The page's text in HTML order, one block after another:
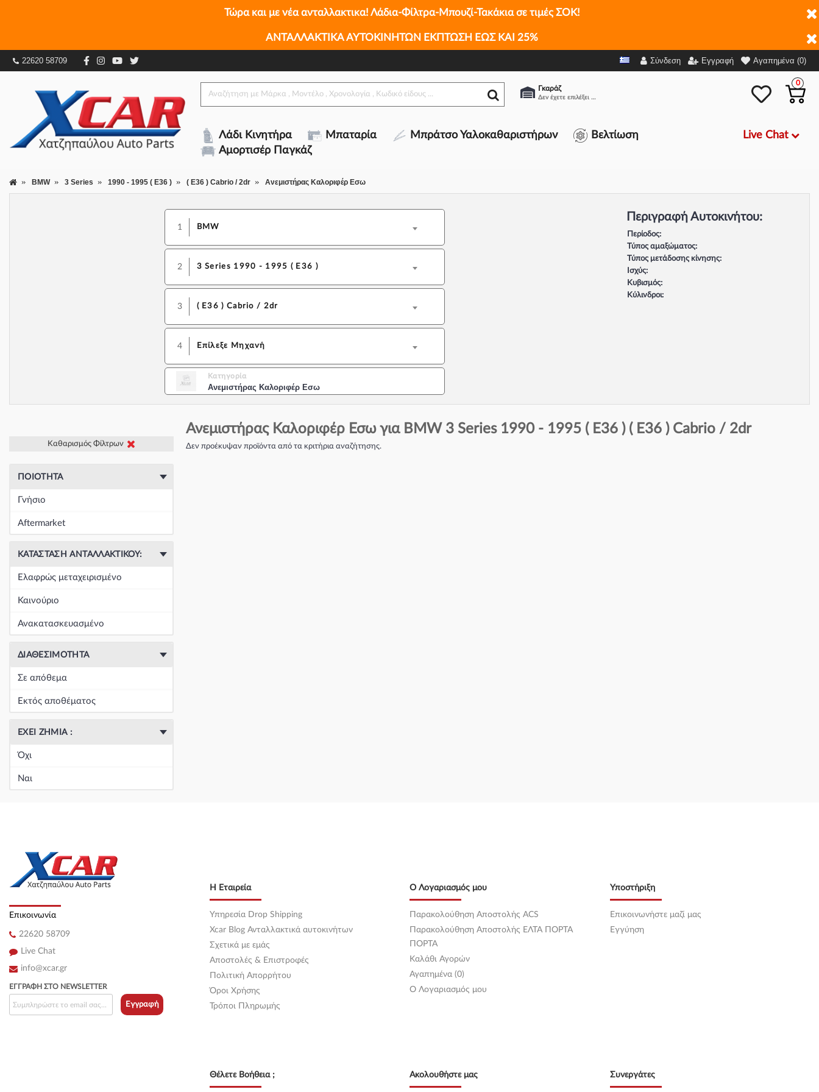
Τώρα και με νέα ανταλλακτικα! Λάδια-Φίλτρα-Μπουζί-Τακάκια σε τιμές ΣΟΚ!
ΑΝΤΑΛΛΑΚΤΙΚΑ ΑΥΤΟΚΙΝΗΤΩΝ ΕΚΠΤΩΣΗ ΕΩΣ ΚΑΙ 25%
22620 58709 Σύνδεση Εγγραφή Αγαπημένα (0)
Γκαράζ
Δεν έχετε επιλέξει αμάξι.
0
Λάδι Κινητήρα Μπαταρία Μπράτσο Υαλοκαθαριστήρων
Βελτίωση
Αμορτισέρ Παγκάζ
Live Chat
BMW 3 Series 1990 - 1995 ( E36 ) ( E36 ) Cabrio / 2dr Ανεμιστήρας Καλοριφέρ Εσω
1 BMW
2 3 Series 1990 - 1995 ( E36 )
3 ( E36 ) Cabrio / 2dr
4 Επίλεξε Μηχανή
Κατηγορία
Ανεμιστήρας Καλοριφέρ Εσω
Περιγραφή Αυτοκινήτου:
Περίοδος:
Τύπος αμαξώματος:
Τύπος μετάδοσης κίνησης:
Ισχύς:
Κυβισμός:
Κύλινδροι:
Καθαρισμός Φίλτρων
ΠΟΙΌΤΗΤΑ
Γνήσιο
Aftermarket
ΚΑΤΆΣΤΑΣΗ ΑΝΤΑΛΛΑΚΤΙΚΟΎ:
Ελαφρώς μεταχειρισμένο
Καινούριο
Ανακατασκευασμένο
ΔΙΑΘΕΣΙΜΌΤΗΤΑ
Σε απόθεμα
Εκτός αποθέματος
ΈΧΕΙ ΖΗΜΙΆ :
Όχι
Ναι
Ανεμιστήρας Καλοριφέρ Εσω για BMW 3 Series 1990 - 1995 ( E36 ) ( E36 ) Cabrio / 2dr
Δεν προέκυψαν προϊόντα από τα κριτήρια αναζήτησης.
Επικοινωνία
22620 58709
Live Chat
info@xcar.gr
Η Εταιρεία
Υπηρεσία Drop Shipping
Xcar Blog Ανταλλακτικά αυτοκινήτων
Σχετικά με εμάς
Αποστολές & Επιστροφές
Πολιτική Απορρήτου
Όροι Χρήσης
Τρόποι Πληρωμής
Ο Λογαριασμός μου
Παρακολούθηση Αποστολής ACS
Παρακολούθηση Αποστολής ΕΛΤΑ ΠΟΡΤΑ
ΠΟΡΤΑ
Καλάθι Αγορών
Αγαπημένα (0)
O Λογαριασμός μου
Υποστήριξη
Επικοινωνήστε μαζί μας
Εγγύηση
ΕΓΓΡΑΦΉ ΣΤΟ NEWSLETTER
Εγγραφή
Θέλετε Βοήθεια ; Ακολουθήστε μας Συνεργάτες